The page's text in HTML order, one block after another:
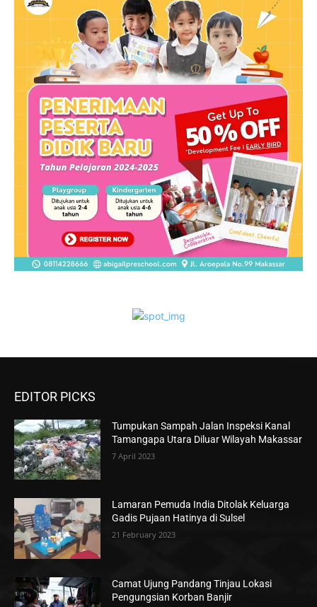
EDITOR PICKS
Tumpukan Sampah Jalan Inspeksi Kanal
Tamangapa Utara Diluar Wilayah Makassar
7 April 2023
Lamaran Pemuda India Ditolak Keluarga
Gadis Pujaan Hatinya di Sulsel
21 February 2023
Camat Ujung Pandang Tinjau Lokasi
Pengungsian Korban Banjir